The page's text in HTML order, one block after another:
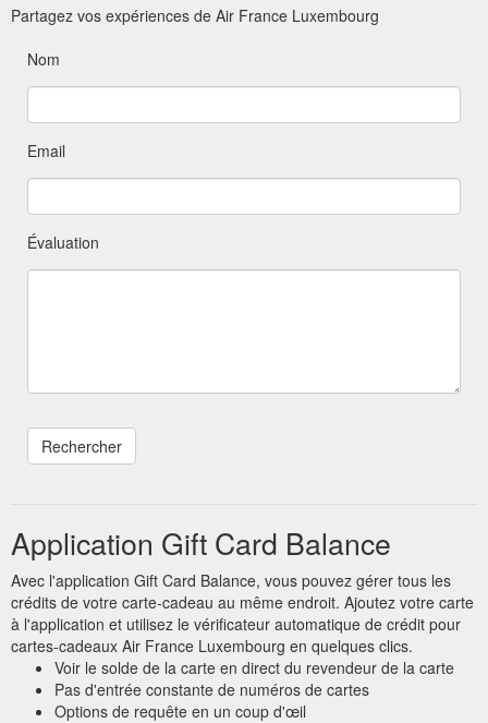
Partagez vos expériences de Air France Luxembourg
Nom
Email
Évaluation
Application Gift Card Balance
Avec l'application Gift Card Balance, vous pouvez gérer tous les
crédits de votre carte-cadeau au même endroit. Ajoutez votre carte
à l'application et utilisez le vérificateur automatique de crédit pour
cartes-cadeaux Air France Luxembourg en quelques clics.
Voir le solde de la carte en direct du revendeur de la carte
Pas d'entrée constante de numéros de cartes
Options de requête en un coup d'œil